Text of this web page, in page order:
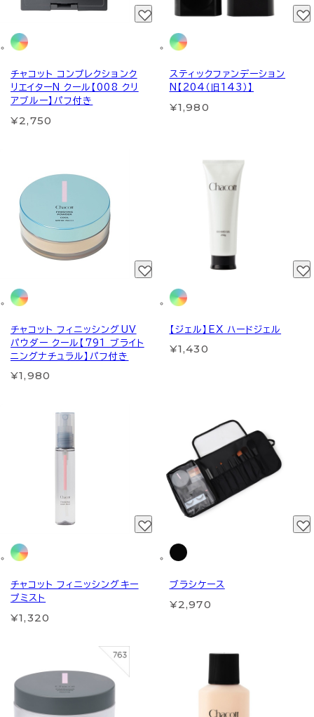
チャコット コンプレクションク
リエイターN クール【008 クリ
アブルー】パフ付き
¥2,750
スティックファンデーション
N【204（旧143）】
¥1,980
チャコット フィニッシングUV
パウダー クール【791 ブライト
ニングナチュラル】パフ付き
¥1,980
【ジェル】EX ハードジェル
¥1,430
チャコット フィニッシングキー
プミスト
¥1,320
ブラシケース
¥2,970